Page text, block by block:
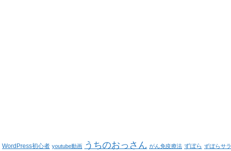
WordPress初心者 youtube動画 うちのおっさん がん免疫療法 ずぼら ずぼらサラ